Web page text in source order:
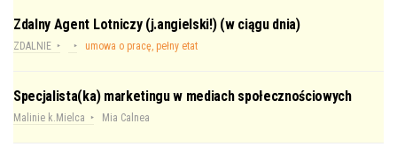
Zdalny Agent Lotniczy (j.angielski!) (w ciągu dnia)
ZDALNIE umowa o pracę, pełny etat
Specjalista(ka) marketingu w mediach społecznościowych
Malinie k.Mielca Mia Calnea